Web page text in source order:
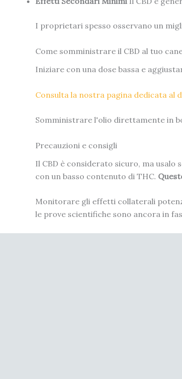
I proprietari spesso osservano un
Come somministrare il CBD al tuo
Iniziare con una dose bassa e
Consulta la nostra pagina dedicata al
Somministrare l'olio direttamente in
Precauzioni e consigli
Il CBD è considerato sicuro, ma
con un basso contenuto di THC.
Monitorare gli effetti collaterali
le prove scientifiche sono ancora in